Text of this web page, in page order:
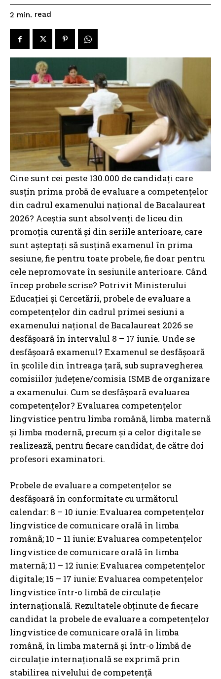
2 min. read
Cine sunt cei peste 130.000 de candidați care
susțin prima probă de evaluare a competențelor
din cadrul examenului național de Bacalaureat
2026? Aceștia sunt absolvenți de liceu din
promoția curentă și din seriile anterioare, care
sunt așteptați să susțină examenul în prima
sesiune, fie pentru toate probele, fie doar pentru
cele nepromovate în sesiunile anterioare. Când
încep probele scrise? Potrivit Ministerului
Educației și Cercetării, probele de evaluare a
competențelor din cadrul primei sesiuni a
examenului național de Bacalaureat 2026 se
desfășoară în intervalul 8 – 17 iunie. Unde se
desfășoară examenul? Examenul se desfășoară
în școlile din întreaga țară, sub supravegherea
comisiilor județene/comisia ISMB de organizare
a examenului. Cum se desfășoară evaluarea
competențelor? Evaluarea competențelor
lingvistice pentru limba română, limba maternă
și limba modernă, precum și a celor digitale se
realizează, pentru fiecare candidat, de către doi
profesori examinatori.
Probele de evaluare a competențelor se
desfășoară în conformitate cu următorul
calendar: 8 – 10 iunie: Evaluarea competențelor
lingvistice de comunicare orală în limba
română; 10 – 11 iunie: Evaluarea competențelor
lingvistice de comunicare orală în limba
maternă; 11 – 12 iunie: Evaluarea competențelor
digitale; 15 – 17 iunie: Evaluarea competențelor
lingvistice într-o limbă de circulație
internațională. Rezultatele obținute de fiecare
candidat la probele de evaluare a competențelor
lingvistice de comunicare orală în limba
română, în limba maternă și într-o limbă de
circulație internațională se exprimă prin
stabilirea nivelului de competență